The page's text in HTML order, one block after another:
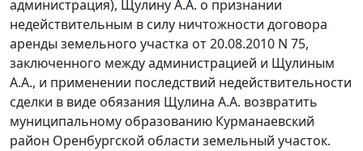
администрация), Щулину А.А. о признании
недействительным в силу ничтожности договора
аренды земельного участка от 20.08.2010 N 75,
заключенного между администрацией и Щулиным
А.А., и применении последствий недействительности
сделки в виде обязания Щулина А.А. возвратить
муниципальному образованию Курманаевский
район Оренбургской области земельный участок.